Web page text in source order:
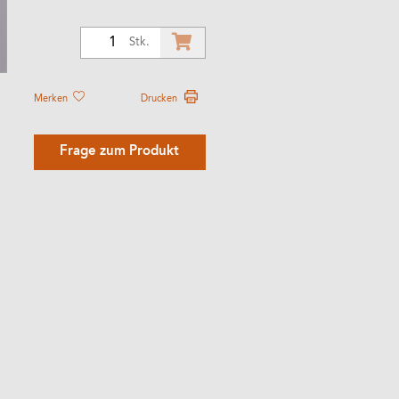
Stk.
Merken Drucken
Frage zum Produkt